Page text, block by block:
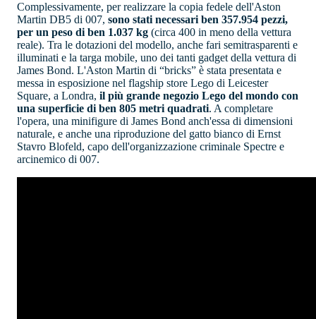
Complessivamente, per realizzare la copia fedele dell'Aston
Martin DB5 di 007, sono stati necessari ben 357.954 pezzi,
per un peso di ben 1.037 kg (circa 400 in meno della vettura
reale). Tra le dotazioni del modello, anche fari semitrasparenti e
illuminati e la targa mobile, uno dei tanti gadget della vettura di
James Bond. L'Aston Martin di “bricks” è stata presentata e
messa in esposizione nel flagship store Lego di Leicester
Square, a Londra, il più grande negozio Lego del mondo con
una superficie di ben 805 metri quadrati. A completare
l'opera, una minifigure di James Bond anch'essa di dimensioni
naturale, e anche una riproduzione del gatto bianco di Ernst
Stavro Blofeld, capo dell'organizzazione criminale Spectre e
arcinemico di 007.